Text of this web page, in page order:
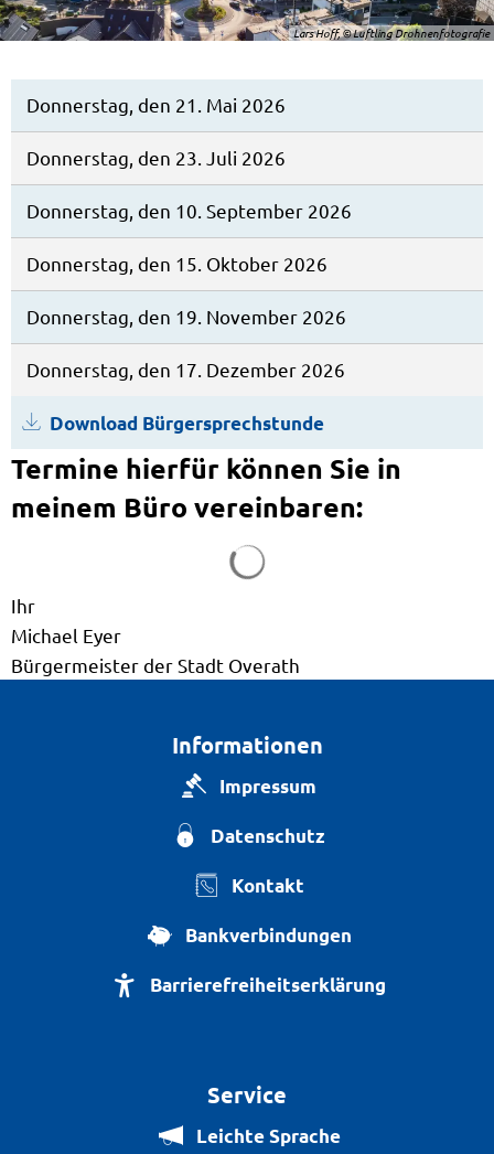
Lars Hoff, © Luftling Drohnenfotografie
Donnerstag, den 21. Mai 2026
Donnerstag, den 23. Juli 2026
Donnerstag, den 10. September 2026
Donnerstag, den 15. Oktober 2026
Donnerstag, den 19. November 2026
Donnerstag, den 17. Dezember 2026
Download Bürgersprechstunde
Termine hierfür können Sie in
meinem Büro vereinbaren:
Ihr
Michael Eyer
Bürgermeister der Stadt Overath
Informationen
Impressum
Datenschutz
Kontakt
Bankverbindungen
Barrierefreiheitserklärung
Service
Leichte Sprache